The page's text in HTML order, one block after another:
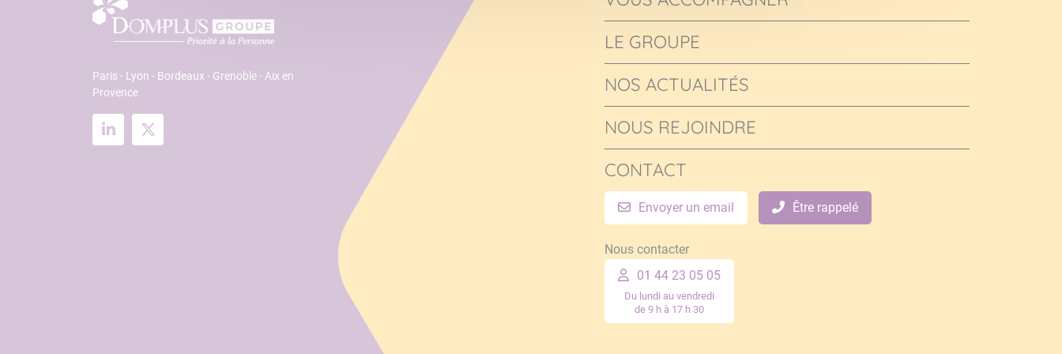
Paris - Lyon - Bordeaux - Grenoble - Aix en
Provence
LE GROUPE
NOS ACTUALITÉS
NOUS REJOINDRE
CONTACT
Envoyer un email Être rappelé
Nous contacter
01 44 23 05 05